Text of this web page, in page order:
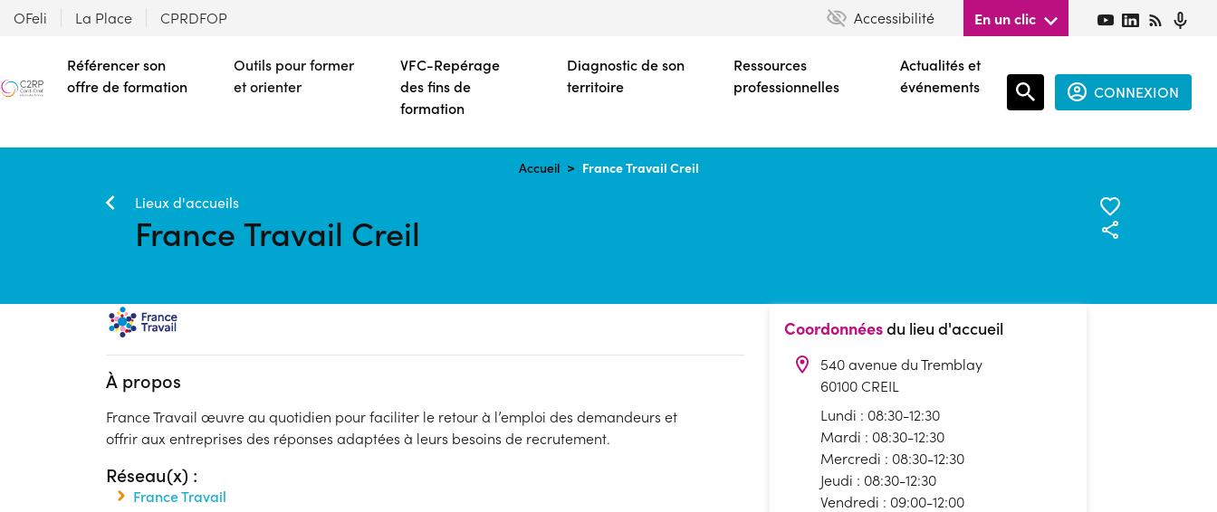
contenu
principal
OFeli La Place CPRDFOP Accessibilité En un clic
Référencer son
offre de formation
Outils pour former
et orienter
VFC-Repérage
des fins de
formation
Diagnostic de son
territoire
Ressources
professionnelles
Actualités et
événements
CONNEXION
Accueil France Travail Creil
Lieux d'accueils
France Travail Creil
Coordonnéesdu lieu d'accueil
540 avenue du Tremblay
60100 CREIL
Lundi : 08:30-12:30
Mardi : 08:30-12:30
Mercredi : 08:30-12:30
Jeudi : 08:30-12:30
Vendredi : 09:00-12:00
À propos
France Travail œuvre au quotidien pour faciliter le retour à l’emploi des demandeurs et
offrir aux entreprises des réponses adaptées à leurs besoins de recrutement.
Réseau(x) :
France Travail